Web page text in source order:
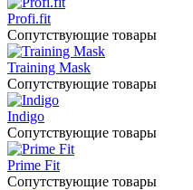
Profi.fit
Сопутствующие товары
Training Mask
Сопутствующие товары
Indigo
Сопутствующие товары
Prime Fit
Сопутствующие товары